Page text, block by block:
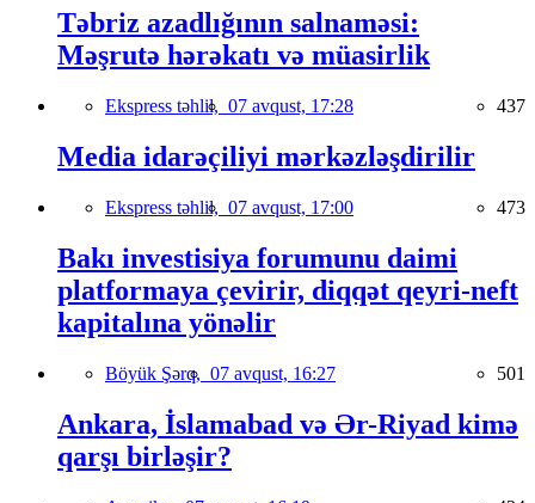
Təbriz azadlığının salnaməsi:
Məşrutə hərəkatı və müasirlik
Ekspress təhlil, 07 avqust, 17:28 437
Media idarəçiliyi mərkəzləşdirilir
Ekspress təhlil, 07 avqust, 17:00 473
Bakı investisiya forumunu daimi
platformaya çevirir, diqqət qeyri-neft
kapitalına yönəlir
Böyük Şərq, 07 avqust, 16:27 501
Ankara, İslamabad və Ər-Riyad kimə
qarşı birləşir?